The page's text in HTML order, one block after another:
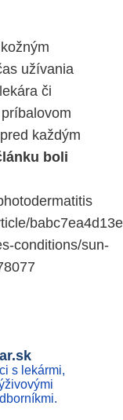
užívania
či
každým
boli
conditions/sun-
s lekármi,